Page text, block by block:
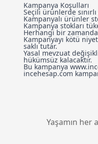
Kampanya Koşulları
Seçili ürünlerde
Kampanyalı ürünler
Kampanya stokları
Herhangi bir
Kampanyayı kötü
saklı tutar.
Yasal mevzuat
hükümsüz kalacaktır.
Bu kampanya
incehesap.com
Yaşamın her